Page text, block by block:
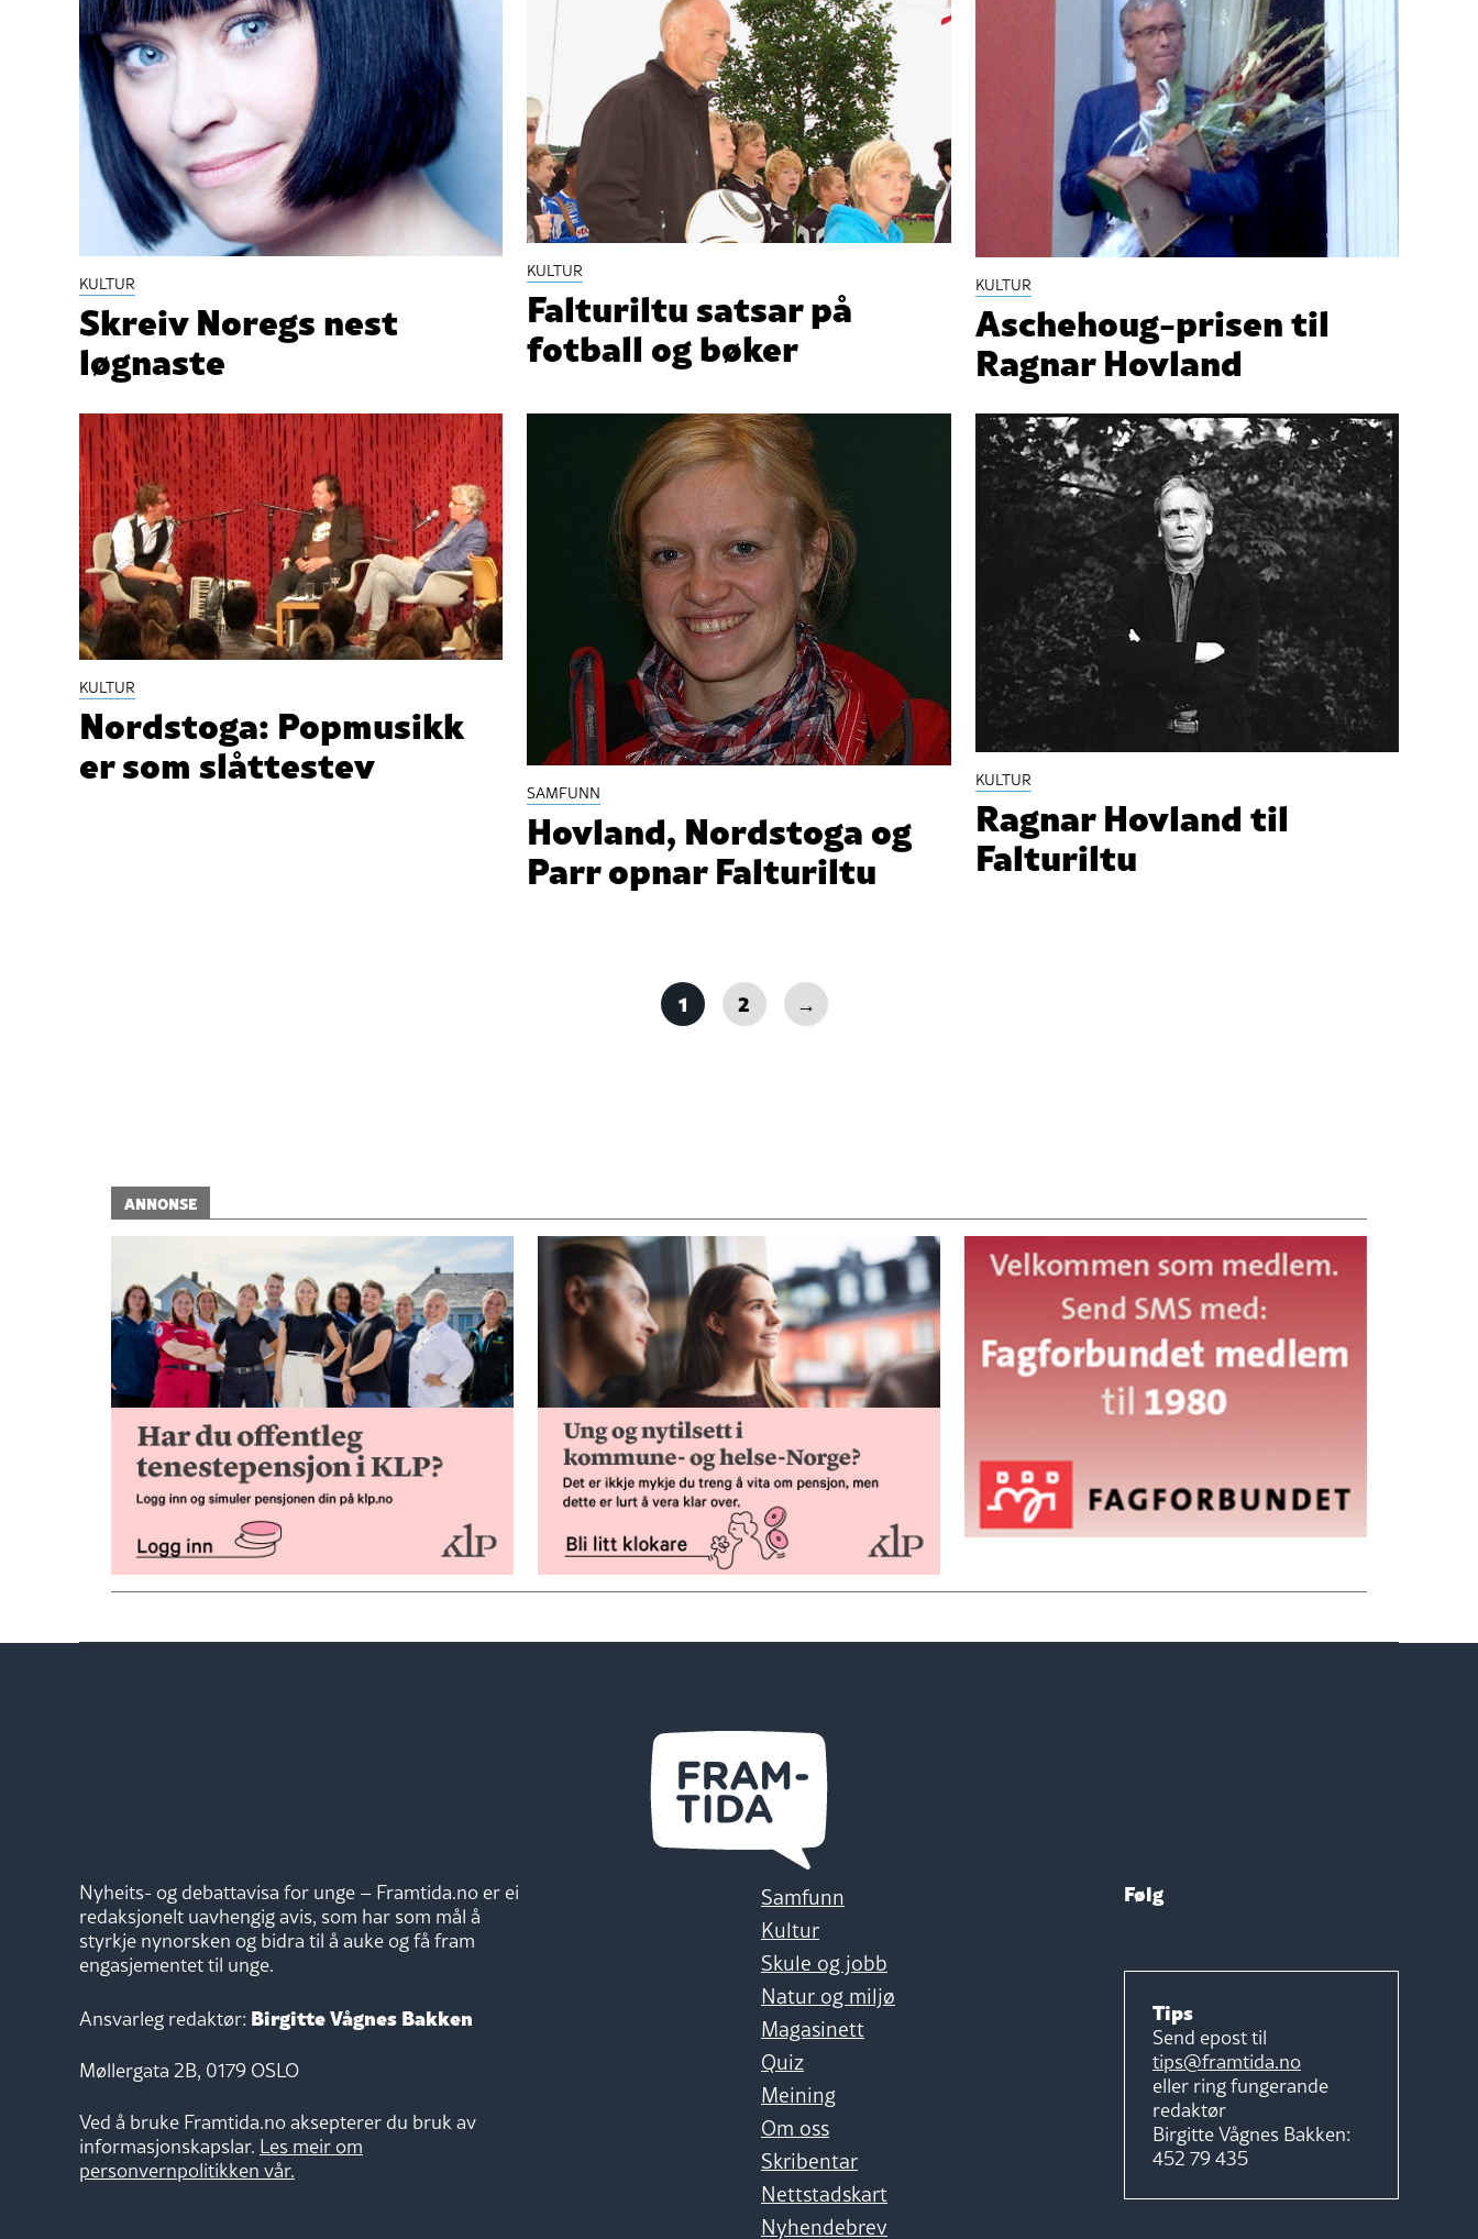
KULTUR
Skreiv Noregs nest
løgnaste
KULTUR
Falturiltu satsar på
fotball og bøker
KULTUR
Aschehoug-prisen til
Ragnar Hovland
KULTUR
Nordstoga: Popmusikk
er som slåttestev
SAMFUNN
Hovland, Nordstoga og
Parr opnar Falturiltu
KULTUR
Ragnar Hovland til
Falturiltu
1 2 →
ANNONSE
Nyheits- og debattavisa for unge – Framtida.no er ei
redaksjonelt uavhengig avis, som har som mål å
styrkje nynorsken og bidra til å auke og få fram
engasjementet til unge.
Ansvarleg redaktør: Birgitte Vågnes Bakken
Møllergata 2B, 0179 OSLO
Ved å bruke Framtida.no aksepterer du bruk av
informasjonskapslar. Les meir om
personvernpolitikken vår.
Samfunn
Kultur
Skule og jobb
Natur og miljø
Magasinett
Quiz
Meining
Om oss
Skribentar
Nettstadskart
Nyhendebrev
Følg
Tips
Send epost til
tips@framtida.no
eller ring fungerande
redaktør
Birgitte Vågnes Bakken:
452 79 435